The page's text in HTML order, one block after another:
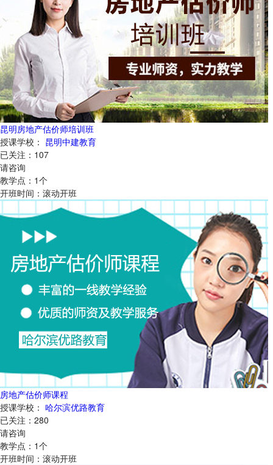
昆明房地产估价师培训班
授课学校： 昆明中建教育
已关注： 107
请咨询
教学点： 1个
开班时间： 滚动开班
房地产估价师课程
授课学校： 哈尔滨优路教育
已关注： 280
请咨询
教学点： 1个
开班时间： 滚动开班